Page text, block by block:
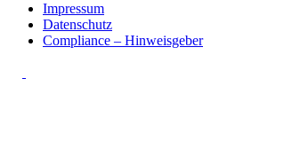
Impressum
Datenschutz
Compliance – Hinweisgeber